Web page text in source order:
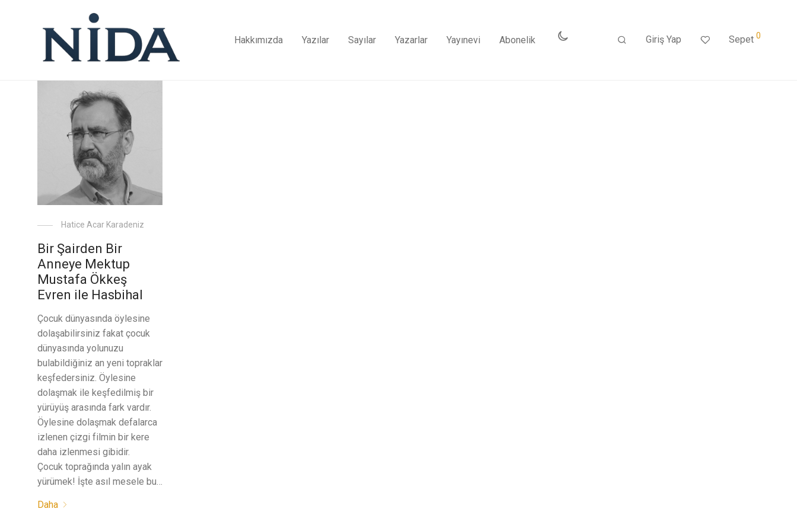
Hakkımızda Yazılar Sayılar Yazarlar Yayınevi Abonelik Giriş Yap Sepet 0
Hatice Acar Karadeniz
Bir Şairden Bir
Anneye Mektup
Mustafa Ökkeş
Evren ile Hasbihal
Çocuk dünyasında öylesine
dolaşabilirsiniz fakat çocuk
dünyasında yolunuzu
bulabildiğiniz an yeni topraklar
keşfedersiniz. Öylesine
dolaşmak ile keşfedilmiş bir
yürüyüş arasında fark vardır.
Öylesine dolaşmak defalarca
izlenen çizgi filmin bir kere
daha izlenmesi gibidir.
Çocuk toprağında yalın ayak
yürümek! İşte asıl mesele bu…
Daha